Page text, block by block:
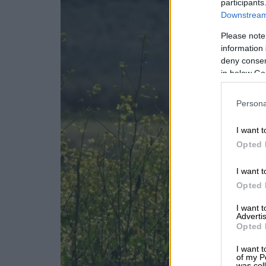
Please
information
deny
in below
I want
Opted
I want
Opted
I want
Opted
I want
of my